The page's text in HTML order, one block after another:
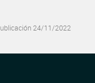
24/11/2022